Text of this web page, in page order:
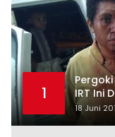
1
IRT Ini
18 Juni